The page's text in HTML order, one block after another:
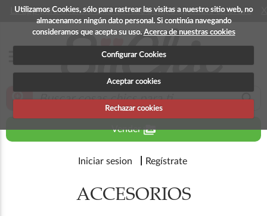
Utilizamos Cookies, sólo para rastrear las visitas a nuestro sitio web, no
almacenamos ningún dato personal. Si continúa navegando
consideramos que acepta su uso. Acerca de nuestras cookies
Configurar Cookies
Aceptar cookies
Rechazar cookies
La app para android esta en fase beta, disponible en breve
zoom_in search
Venderperm_media
Iniciar sesion Regístrate
ACCESORIOS